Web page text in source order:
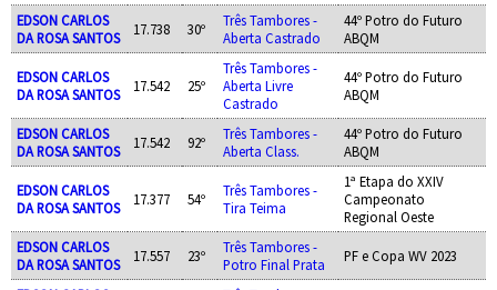
EDSON CARLOS
DA ROSA SANTOS
17.738 30º
Três Tambores -
Aberta Castrado
44º Potro do Futuro
ABQM
EDSON CARLOS
DA ROSA SANTOS
17.542 25º
Três Tambores -
Aberta Livre
Castrado
44º Potro do Futuro
ABQM
EDSON CARLOS
DA ROSA SANTOS
17.542 92º
Três Tambores -
Aberta Class.
44º Potro do Futuro
ABQM
EDSON CARLOS
DA ROSA SANTOS
17.377 54º
Três Tambores -
Tira Teima
1ª Etapa do XXIV
Campeonato
Regional Oeste
EDSON CARLOS
DA ROSA SANTOS
17.557 23º
Três Tambores -
Potro Final Prata
PF e Copa WV 2023